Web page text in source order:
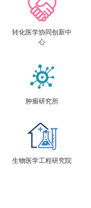
转化医学协同创新中
心
肿瘤研究所
生物医学工程研究院